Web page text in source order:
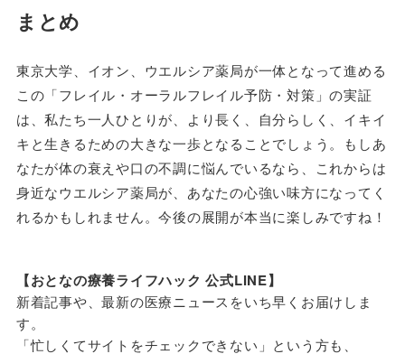
まとめ
東京大学、イオン、ウエルシア薬局が一体となって進める
この「フレイル・オーラルフレイル予防・対策」の実証
は、私たち一人ひとりが、より長く、自分らしく、イキイ
キと生きるための大きな一歩となることでしょう。もしあ
なたが体の衰えや口の不調に悩んでいるなら、これからは
身近なウエルシア薬局が、あなたの心強い味方になってく
れるかもしれません。今後の展開が本当に楽しみですね！
【おとなの療養ライフハック 公式LINE】
新着記事や、最新の医療ニュースをいち早くお届けしま
す。
「忙しくてサイトをチェックできない」という方も、